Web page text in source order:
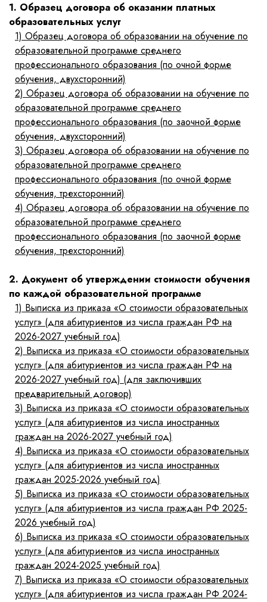
1. Образец договора об оказании платных
образовательных услуг
1) Образец договора об образовании на обучение по
образовательной программе среднего
профессионального образования (по очной форме
обучения, двухсторонний)
2) Образец договора об образовании на обучение по
образовательной программе среднего
профессионального образования (по заочной форме
обучения, двухсторонний)
3) Образец договора об образовании на обучение по
образовательной программе среднего
профессионального образования (по очной форме
обучения, трехсторонний)
4) Образец договора об образовании на обучение по
образовательной программе среднего
профессионального образования (по заочной форме
обучения, трехсторонний)
2. Документ об утверждении стоимости обучения
по каждой образовательной программе
1) Выписка из приказа «О стоимости образовательных
услуг» (для абитуриентов из числа граждан РФ на
2026-2027 учебный год)
2) Выписка из приказа «О стоимости образовательных
услуг» (для абитуриентов из числа граждан РФ на
2026-2027 учебный год) (для заключивших
предварительный договор)
3) Выписка из приказа «О стоимости образовательных
услуг» (для абитуриентов из числа иностранных
граждан на 2026-2027 учебный год)
4) Выписка из приказа «О стоимости образовательных
услуг» (для абитуриентов из числа иностранных
граждан 2025-2026 учебный год)
5) Выписка из приказа «О стоимости образовательных
услуг» (для абитуриентов из числа граждан РФ 2025-
2026 учебный год)
6) Выписка из приказа «О стоимости образовательных
услуг» (для абитуриентов из числа иностранных
граждан 2024-2025 учебный год)
7) Выписка из приказа «О стоимости образовательных
услуг» (для абитуриентов из числа граждан РФ 2024-